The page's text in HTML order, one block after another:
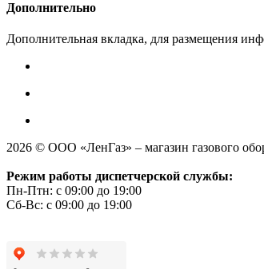
Дополнительно
Дополнительная вкладка, для размещения
2026 © ООО «ЛенГаз» – магазин газового
Режим работы диспетчерской службы:
Пн-Птн: с 09:00 до 19:00
Сб-Вс: с 09:00 до 19:00